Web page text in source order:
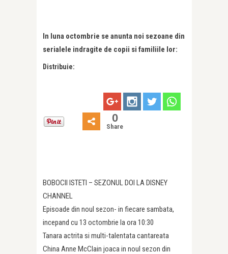
In luna octombrie se anunta noi sezoane din
serialele indragite de copii si familiile lor:
Distribuie:
0
Share
BOBOCII ISTETI – SEZONUL DOI LA DISNEY
CHANNEL
Episoade din noul sezon- in fiecare sambata,
incepand cu 13 octombrie la ora 10:30
Tanara actrita si multi-talentata cantareata
China Anne McClain joaca in noul sezon din